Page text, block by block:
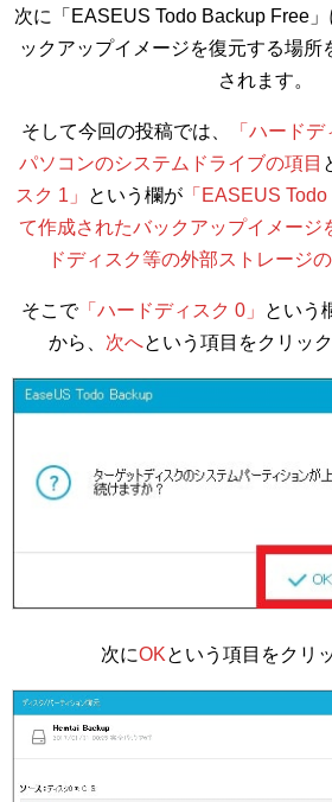
次に「EASEUS Todo Backup Free
ックアップイメージを復元する場所
されます。
そして今回の投稿では、 「ハードデ
パソコンのシステムドライブの項目
スク 1」
という欄が 「EASEUS
て作成されたバックアップイメージ
ドディスク等の外部ストレージ
そこで「ハードディスク 0」
という
から、 次へという項目をクリッ
次にOKという項目をクリ